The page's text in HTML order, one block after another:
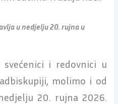
u nedjelju 20. rujna u
svećenici i redovnici u
molimo i od
20. rujna 2026.